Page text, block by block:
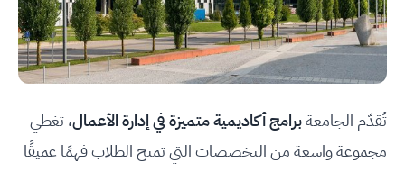
تُقدّم الجامعةبرامج أكاديمية متميزة في إدارة الأعمال، تغطي
مجموعة واسعة من التخصصات التي تمنح الطلاب فهمًا عميقًا